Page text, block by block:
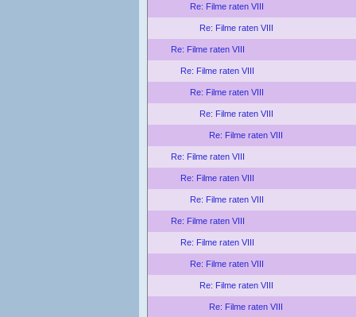
Re: Filme raten VIII
Re: Filme raten VIII
Re: Filme raten VIII
Re: Filme raten VIII
Re: Filme raten VIII
Re: Filme raten VIII
Re: Filme raten VIII
Re: Filme raten VIII
Re: Filme raten VIII
Re: Filme raten VIII
Re: Filme raten VIII
Re: Filme raten VIII
Re: Filme raten VIII
Re: Filme raten VIII
Re: Filme raten VIII